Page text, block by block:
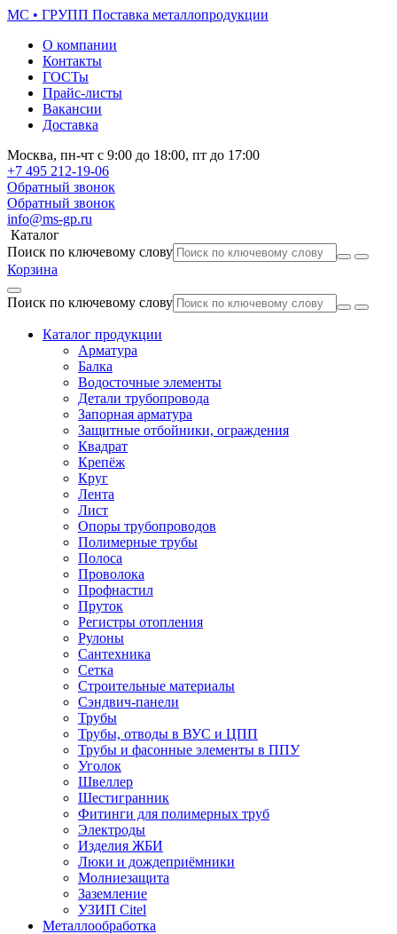
МС • ГРУПП Поставка металлопродукции
О компании
Контакты
ГОСТы
Прайс-листы
Вакансии
Доставка
Москва, пн-чт с 9:00 до 18:00, пт до 17:00
+7 495 212-19-06
Обратный звонок
Обратный звонок
info@ms-gp.ru
Каталог
Поиск по ключевому слову
Корзина
Поиск по ключевому слову
Каталог продукции
Арматура
Балка
Водосточные элементы
Детали трубопровода
Запорная арматура
Защитные отбойники, ограждения
Квадрат
Крепёж
Круг
Лента
Лист
Опоры трубопроводов
Полимерные трубы
Полоса
Проволока
Профнастил
Пруток
Регистры отопления
Рулоны
Сантехника
Сетка
Строительные материалы
Сэндвич-панели
Трубы
Трубы, отводы в ВУС и ЦПП
Трубы и фасонные элементы в ППУ
Уголок
Швеллер
Шестигранник
Фитинги для полимерных труб
Электроды
Изделия ЖБИ
Люки и дождеприёмники
Молниезащита
Заземление
УЗИП Citel
Металлообработка